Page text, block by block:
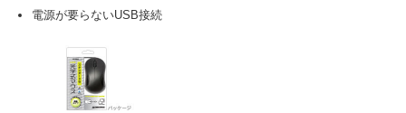
電源が要らないUSB接続